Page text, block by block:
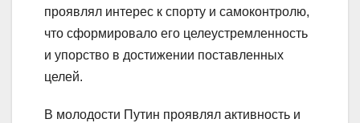
проявлял интерес к спорту и самоконтролю,
что сформировало его целеустремленность
и упорство в достижении поставленных
целей.
В молодости Путин проявлял активность и